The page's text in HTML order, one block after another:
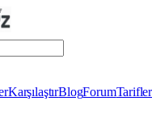
KarşılaştırBlogForumTarifler